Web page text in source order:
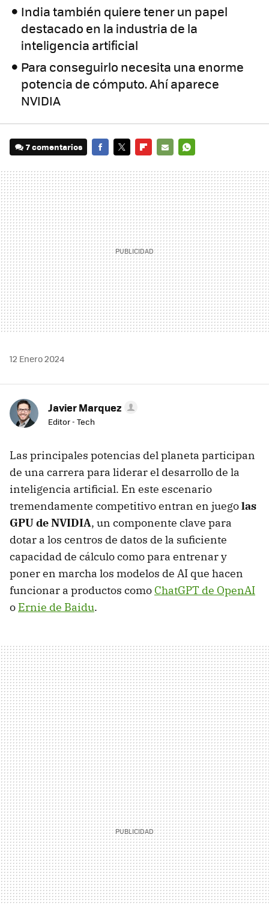
India también quiere tener un papel
destacado en la industria de la
inteligencia artificial
Para conseguirlo necesita una enorme
potencia de cómputo. Ahí aparece
NVIDIA
7 comentarios
MAIL
12 Enero 2024
Javier Marquez
Editor - Tech
Las principales potencias del planeta participan
de una carrera para liderar el desarrollo de la
inteligencia artificial. En este escenario
tremendamente competitivo entran en juegolas
GPU de NVIDIA, un componente clave para
dotar a los centros de datos de la suficiente
capacidad de cálculo como para entrenar y
poner en marcha los modelos de AI que hacen
funcionar a productos como ChatGPT de OpenAI
o Ernie de Baidu.